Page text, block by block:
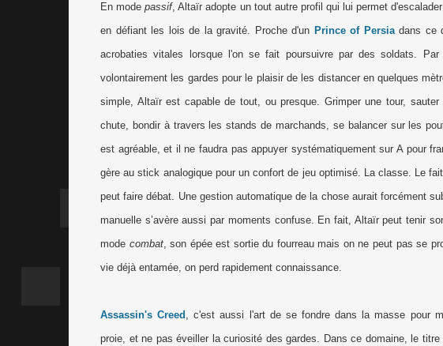
En modepassif, Altaïr adopte un tout autre profil qui lui permet
en défiant les lois de la gravité. Proche d'un Prince of Persiadans ce
acrobaties vitales lorsque l'on se fait poursuivre par des soldats.
volontairement les gardes pour le plaisir de les distancer en quelques
simple, Altaïr est capable de tout, ou presque. Grimper une tour,
chute, bondir à travers les stands de marchands, se balancer sur les
est agréable, et il ne faudra pas appuyer systématiquement sur A pour
gère au stick analogique pour un confort de jeu optimisé. La classe. Le
peut faire débat. Une gestion automatique de la chose aurait forcément
manuelle s’avère aussi par moments confuse. En fait, Altaïr peut tenir
mode combat, son épée est sortie du fourreau mais on ne peut pas se
vie déjà entamée, on perd rapidement connaissance.
Assassin's Creed , c'est aussi l'art de se fondre dans la masse pour
proie, et ne pas éveiller la curiosité des gardes. Dans ce domaine, le titre